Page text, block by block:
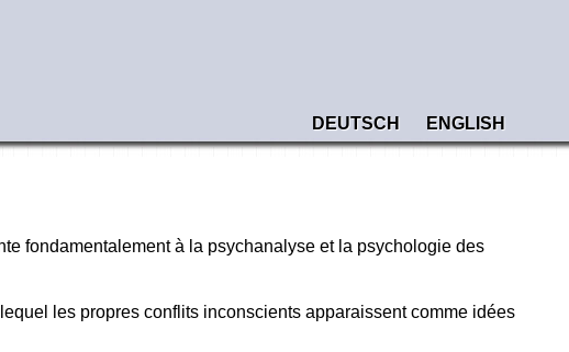
DEUTSCH
ENGLISH
fondamentalement à la psychanalyse et la psychologie des
les propres conflits inconscients apparaissent comme idées